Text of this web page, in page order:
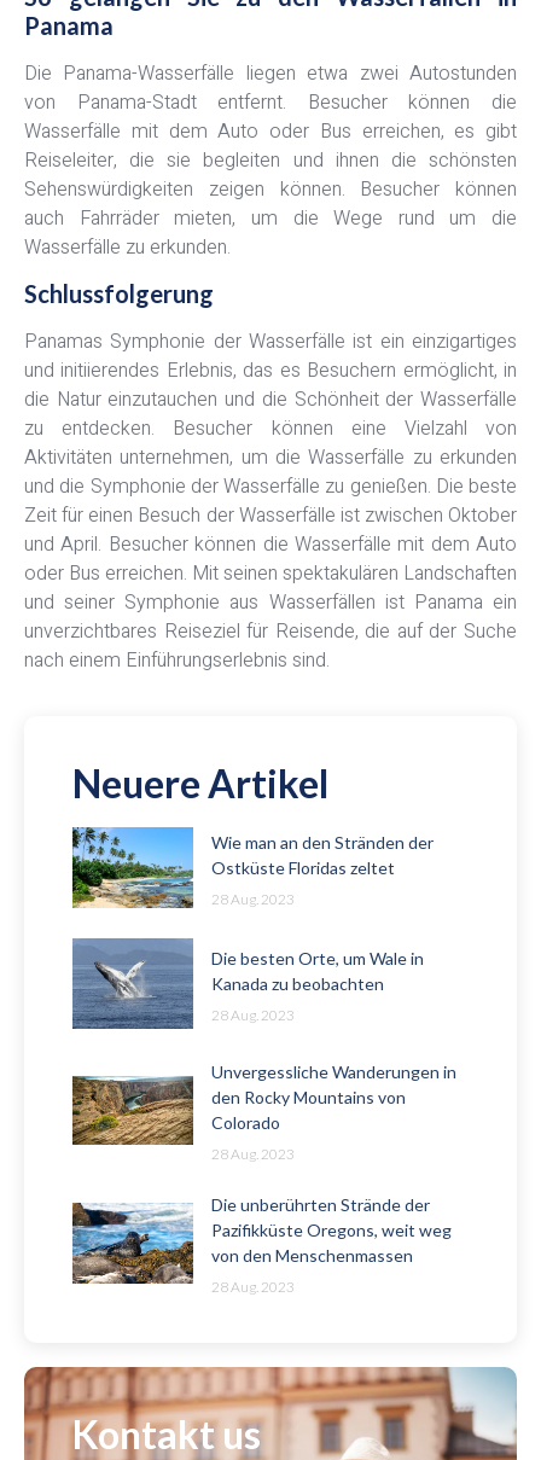
Panama
Die Panama-Wasserfälle liegen etwa zwei Autostunden
von Panama-Stadt entfernt. Besucher können die
Wasserfälle mit dem Auto oder Bus erreichen, es gibt
Reiseleiter, die sie begleiten und ihnen die schönsten
Sehenswürdigkeiten zeigen können. Besucher können
auch Fahrräder mieten, um die Wege rund um die
Wasserfälle zu erkunden.
Schlussfolgerung
Panamas Symphonie der Wasserfälle ist ein einzigartiges
und initiierendes Erlebnis, das es Besuchern ermöglicht, in
die Natur einzutauchen und die Schönheit der Wasserfälle
zu entdecken. Besucher können eine Vielzahl von
Aktivitäten unternehmen, um die Wasserfälle zu erkunden
und die Symphonie der Wasserfälle zu genießen. Die beste
Zeit für einen Besuch der Wasserfälle ist zwischen Oktober
und April. Besucher können die Wasserfälle mit dem Auto
oder Bus erreichen. Mit seinen spektakulären Landschaften
und seiner Symphonie aus Wasserfällen ist Panama ein
unverzichtbares Reiseziel für Reisende, die auf der Suche
nach einem Einführungserlebnis sind.
Neuere Artikel
Wie man an den Stränden der
Ostküste Floridas zeltet
28 Aug. 2023
Die besten Orte, um Wale in
Kanada zu beobachten
28 Aug. 2023
Unvergessliche Wanderungen in
den Rocky Mountains von
Colorado
28 Aug. 2023
Die unberührten Strände der
Pazifikküste Oregons, weit weg
von den Menschenmassen
28 Aug. 2023
Kontakt us